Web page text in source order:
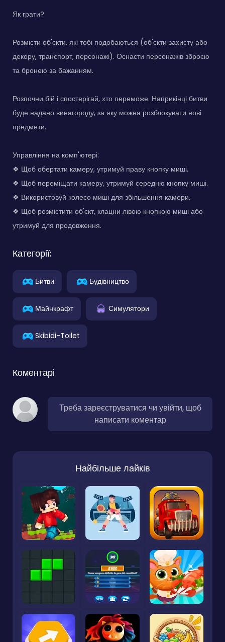
Як грати?
Розмісти об'єкти, які тобі подобаються (об'єкти захисту або
декору, транспорт, персонажі). Оснасти персонажів зброєю
та бронею за бажанням.
Розпочни бій і спостерігай, хто переможе. Наприкінці битви
буде надано винагороду, за яку можна розблокувати нові
предмети.
Управління на комп'ютері:
❖ Щоб обертати камеру, утримуй праву кнопку миші.
❖ Щоб переміщати камеру, утримуй середню кнопку миші.
❖ Використовуй колесо миші для збільшення камери.
❖ Щоб розмістити об'єкт, клацни лівою кнопкою миші або
утримуй для продовження.
Категорії:
Битви Будівництво
Майнкрафт Симулятори
Skibidi-Toilet
Коментарі
Треба зареєструватися чи увійти, щоб
написати коментар
Найбільше лайків